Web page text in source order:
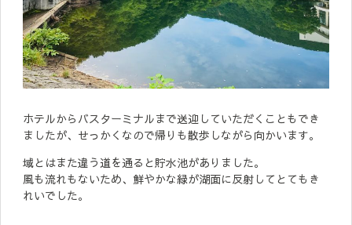
ホテルからバスターミナルまで送迎していただくこともでき
ましたが、せっかくなので帰りも散歩しながら向かいます。
域とはまた違う道を通ると貯水池がありました。
風も流れもないため、鮮やかな緑が湖面に反射してとてもき
れいでした。